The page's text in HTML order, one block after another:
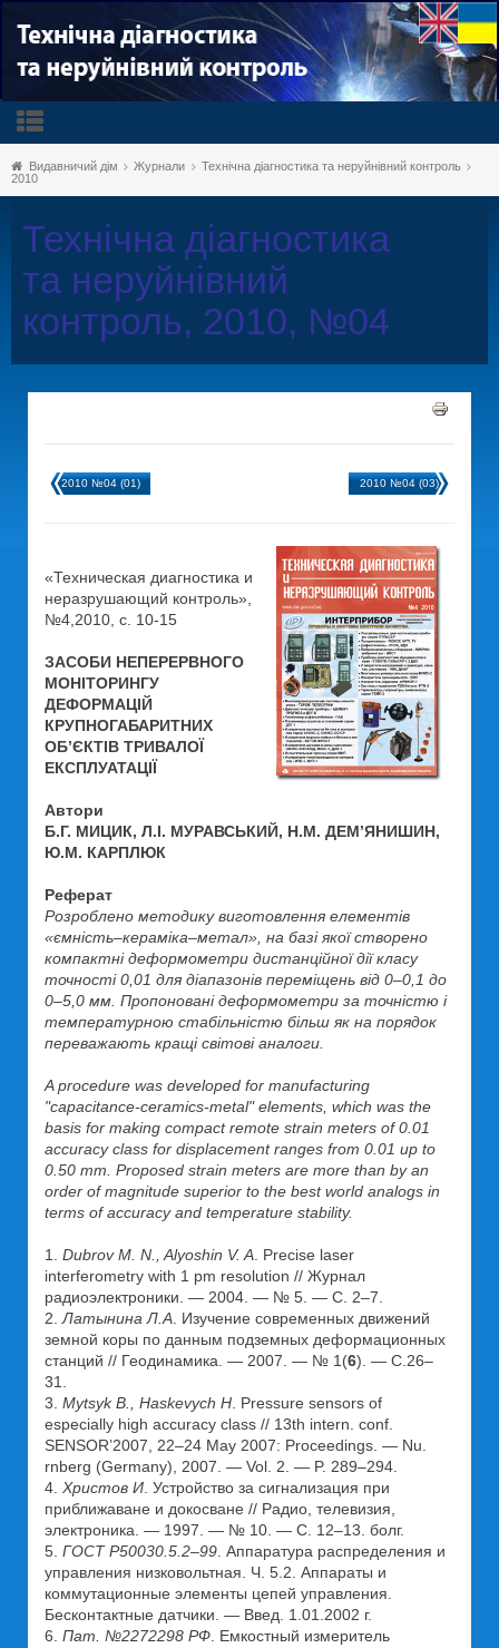
Видавничий дім Журнали
Технічна діагностика та неруйнівний контроль
2010
Технічна діагностика
та неруйнівний
контроль, 2010, №04
2010 №04 (01) 2010 №04 (03)
«Техническая диагностика и
неразрушающий контроль»,
№4,2010, c. 10-15
ЗАСОБИ НЕПЕРЕРВНОГО
МОНІТОРИНГУ
ДЕФОРМАЦІЙ
КРУПНОГАБАРИТНИХ
ОБ’ЄКТІВ ТРИВАЛОЇ
ЕКСПЛУАТАЦІЇ
Автори
Б.Г. МИЦИК, Л.І. МУРАВСЬКИЙ, Н.М. ДЕМ’ЯНИШИН,
Ю.М. КАРПЛЮК
Реферат
Розроблено методику виготовлення елементів
«ємність–кераміка–метал», на базі якої створено
компактні деформометри дистанційної дії класу
точності 0,01 для діапазонів переміщень від 0–0,1 до
0–5,0 мм. Пропоновані деформометри за точністю і
температурною стабільністю більш як на порядок
переважають кращі світові аналоги.
A procedure was developed for manufacturing
"capacitance-ceramics-metal" elements, which was the
basis for making compact remote strain meters of 0.01
accuracy class for displacement ranges from 0.01 up to
0.50 mm. Proposed strain meters are more than by an
order of magnitude superior to the best world analogs in
terms of accuracy and temperature stability.
1. Dubrov M. N., Alyoshin V. A . Precise laser
interferometry with 1 pm resolution // Журнал
радиоэлектроники. — 2004. — № 5. — С. 2–7.
2. Латынина Л.А . Изучение современных движений
земной коры по данным подземных деформационных
станций // Геодинамика. — 2007. — № 1(6). — С.26–
31.
3. Mytsyk B., Haskevych H . Pressure sensors of
especially high accuracy class // 13th intern. conf.
SENSOR’2007, 22–24 May 2007: Proceedings. — Nu.
rnberg (Germany), 2007. — Vol. 2. — P. 289–294.
4. Христов И . Устройство за сигнализация при
приближаване и докосване // Радио, телевизия,
электроника. — 1997. — № 10. — С. 12–13. болг.
5. ГОСТ Р50030.5.2–99 . Аппаратура распределения и
управления низковольтная. Ч. 5.2. Аппараты и
коммутационные элементы цепей управления.
Бесконтактные датчики. — Введ. 1.01.2002 г.
6. Пат. №2272298 РФ . Емкостный измеритель